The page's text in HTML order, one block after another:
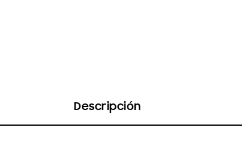
Descripción